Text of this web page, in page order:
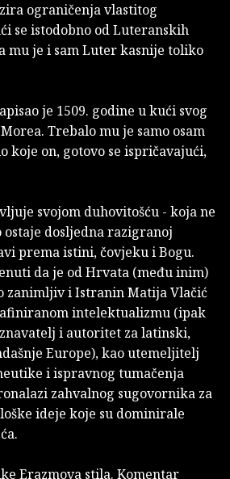
ograničenja vlastitog
se istodobno od Luteranskih
mu je i sam Luter kasnije toliko
je 1509. godine u kući svog
Trebalo mu je samo osam
koje on, gotovo se ispričavajući,
svojom duhovitošću - koja ne
dosljedna razigranoj
prema istini, čovjeku i Bogu.
da je od Hrvata (među inim)
zanimljiv i Istranin Matija Vlačić
intelektualizmu (ipak
i autoritet za latinski,
Europe), kao utemeljitelj
i ispravnog tumačenja
zahvalnog sugovornika za
ideje koje su dominirale
Erazmova stila. Komentar